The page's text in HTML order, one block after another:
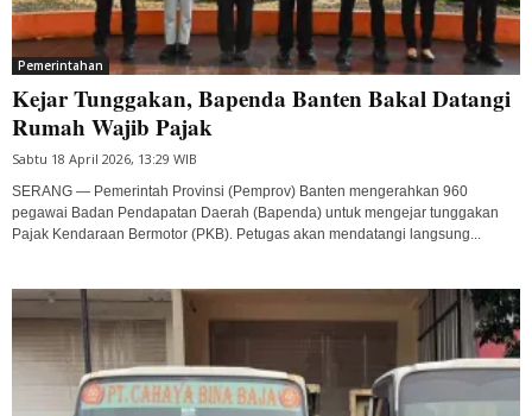
Pemerintahan
Kejar Tunggakan, Bapenda Banten Bakal Datangi
Rumah Wajib Pajak
Sabtu 18 April 2026, 13:29 WIB
SERANG — Pemerintah Provinsi (Pemprov) Banten mengerahkan 960
pegawai Badan Pendapatan Daerah (Bapenda) untuk mengejar tunggakan
Pajak Kendaraan Bermotor (PKB). Petugas akan mendatangi langsung...